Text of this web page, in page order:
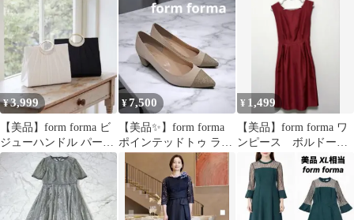
¥3,999
【美品】form forma ビ
ジューハンドル パーテ
ィーバッグ ブラック
¥7,500
【美品✨】form forma
ポインテッドトゥ ラメ
パンプス M
¥ 1,499
【美品】form forma ワ
ンピース ボルドー
ワインレッド